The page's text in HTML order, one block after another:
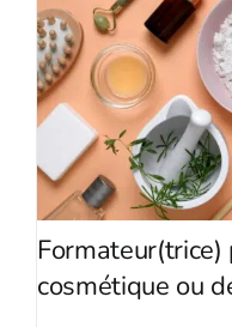
cosmétique ou